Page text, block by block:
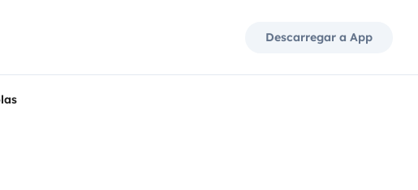
Descarregar a App